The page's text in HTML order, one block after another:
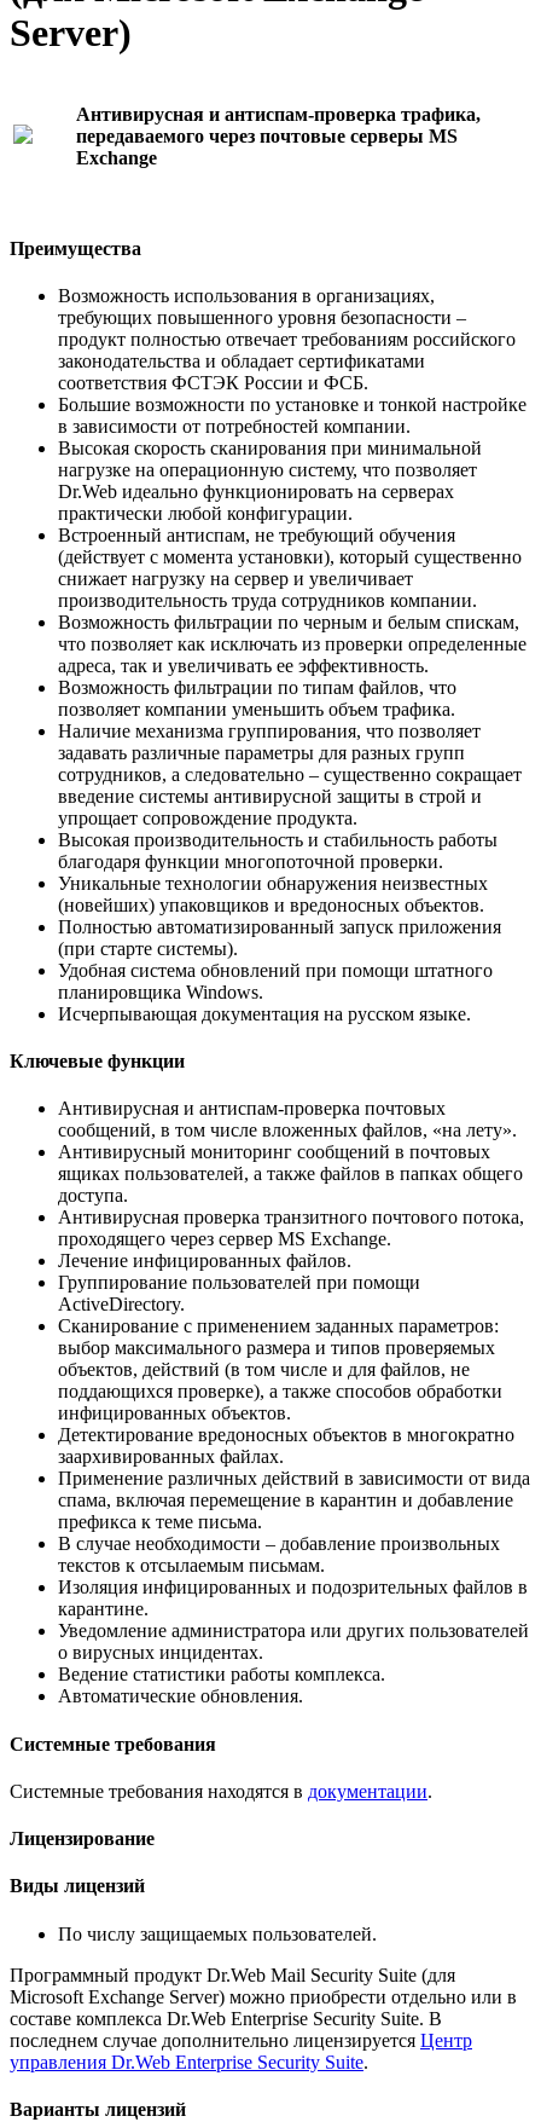
Server)
Антивирусная и антиспам-проверка трафика,
передаваемого через почтовые серверы MS
Exchange
Преимущества
Возможность использования в организациях,
требующих повышенного уровня безопасности –
продукт полностью отвечает требованиям российского
законодательства и обладает сертификатами
соответствия ФСТЭК России и ФСБ.
Большие возможности по установке и тонкой настройке
в зависимости от потребностей компании.
Высокая скорость сканирования при минимальной
нагрузке на операционную систему, что позволяет
Dr.Web идеально функционировать на серверах
практически любой конфигурации.
Встроенный антиспам, не требующий обучения
(действует с момента установки), который существенно
снижает нагрузку на сервер и увеличивает
производительность труда сотрудников компании.
Возможность фильтрации по черным и белым спискам,
что позволяет как исключать из проверки определенные
адреса, так и увеличивать ее эффективность.
Возможность фильтрации по типам файлов, что
позволяет компании уменьшить объем трафика.
Наличие механизма группирования, что позволяет
задавать различные параметры для разных групп
сотрудников, а следовательно – существенно сокращает
введение системы антивирусной защиты в строй и
упрощает сопровождение продукта.
Высокая производительность и стабильность работы
благодаря функции многопоточной проверки.
Уникальные технологии обнаружения неизвестных
(новейших) упаковщиков и вредоносных объектов.
Полностью автоматизированный запуск приложения
(при старте системы).
Удобная система обновлений при помощи штатного
планировщика Windows.
Исчерпывающая документация на русском языке.
Ключевые функции
Антивирусная и антиспам-проверка почтовых
сообщений, в том числе вложенных файлов, «на лету».
Антивирусный мониторинг сообщений в почтовых
ящиках пользователей, а также файлов в папках общего
доступа.
Антивирусная проверка транзитного почтового потока,
проходящего через сервер MS Exchange.
Лечение инфицированных файлов.
Группирование пользователей при помощи
ActiveDirectory.
Сканирование с применением заданных параметров:
выбор максимального размера и типов проверяемых
объектов, действий (в том числе и для файлов, не
поддающихся проверке), а также способов обработки
инфицированных объектов.
Детектирование вредоносных объектов в многократно
заархивированных файлах.
Применение различных действий в зависимости от вида
спама, включая перемещение в карантин и добавление
префикса к теме письма.
В случае необходимости – добавление произвольных
текстов к отсылаемым письмам.
Изоляция инфицированных и подозрительных файлов в
карантине.
Уведомление администратора или других пользователей
о вирусных инцидентах.
Ведение статистики работы комплекса.
Автоматические обновления.
Системные требования
Системные требования находятся в документации.
Лицензирование
Виды лицензий
По числу защищаемых пользователей.
Программный продукт Dr.Web Mail Security Suite (для
Microsoft Exchange Server) можно приобрести отдельно или в
составе комплекса Dr.Web Enterprise Security Suite. В
последнем случае дополнительно лицензируется Центр
управления Dr.Web Enterprise Security Suite.
Варианты лицензий